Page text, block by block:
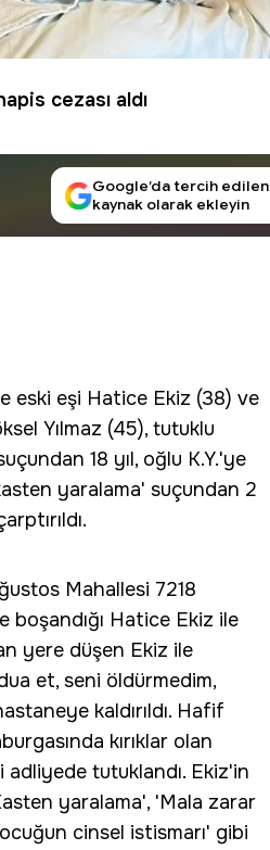
cezası aldı
Google’da tercih edilen
kaynak olarak ekleyin
eski eşi Hatice Ekiz (38) ve
Yılmaz (45), tutuklu
18 yıl, oğlu K.Y.'ye
yaralama' suçundan 2
Mahallesi 7218
boşandığı Hatice Ekiz ile
yere düşen Ekiz ile
et, seni öldürmedim,
kaldırıldı. Hafif
kırıklar olan
adliyede tutuklandı. Ekiz'in
yaralama', 'Mala zarar
cinsel istismarı' gibi